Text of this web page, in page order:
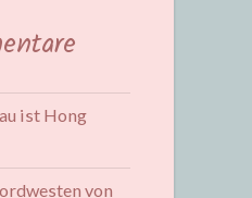
ist Hong
von